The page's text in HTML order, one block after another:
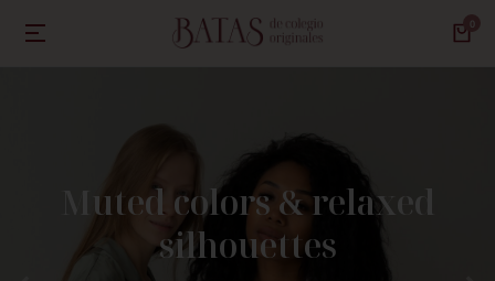
Muted colors & relaxed
silhouettes